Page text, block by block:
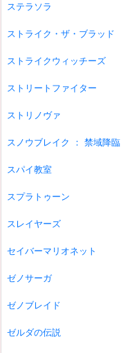
ステラソラ
ストライク・ザ・ブラッド
ストライクウィッチーズ
ストリートファイター
ストリノヴァ
スノウブレイク ： 禁域降臨
スパイ教室
スプラトゥーン
スレイヤーズ
セイバーマリオネット
ゼノサーガ
ゼノブレイド
ゼルダの伝説